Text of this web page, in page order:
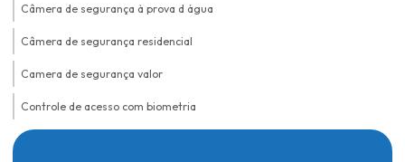
Câmera de segurança à prova d água
Câmera de segurança residencial
Camera de segurança valor
Controle de acesso com biometria
Controle de acesso biométrico